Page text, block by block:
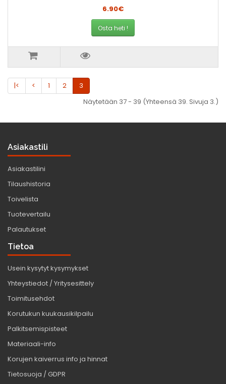
6.90€
Osta heti !
|< < 1 2
3
Näytetään 37 - 39 (Yhteensä 39. Sivuja 3.)
Asiakastili
Asiakastilini
Tilaushistoria
Toivelista
Tuotevertailu
Palautukset
Tietoa
Usein kysytyt kysymykset
Yhteystiedot / Yritysesittely
Toimitusehdot
Korutukun kuukausikilpailu
Palkitsemispisteet
Materiaali-info
Korujen kaiverrus info ja hinnat
Tietosuoja / GDPR